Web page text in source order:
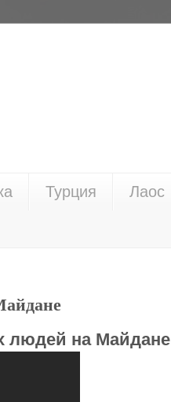
Турция Лаос
людей на Майдане